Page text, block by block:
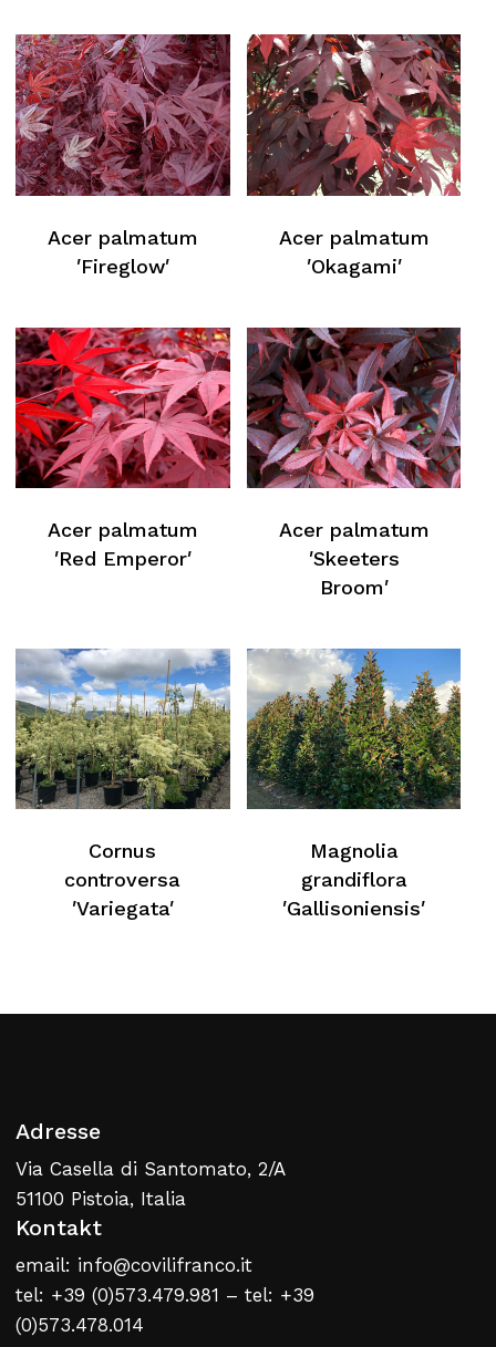
Kein Produkt im Warenkorb
Acer palmatum
′Fireglow′
Acer palmatum
′Okagami′
Acer palmatum
′Red Emperor′
Acer palmatum
′Skeeters
Broom′
Cornus
controversa
′Variegata′
Magnolia
grandiflora
′Gallisoniensis′
Adresse
Via Casella di Santomato, 2/A
51100 Pistoia, Italia
Kontakt
email: info@covilifranco.it
tel: +39 (0)573.479.981 – tel: +39
(0)573.478.014